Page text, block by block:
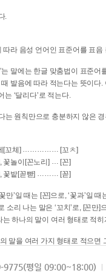
.
따라 음성 언어인 표준어를 표
말에는 한글 맞춤법이 표준어
다. 이를테면 [나무]라고 소리 나는 표준어는 ‘나무’로 적
‘달리다’로 적는다.
는 원칙만으로 충분하지 않은
[꼬체] …………… [꼬ㅊ]
꽃놀이[꼰노리] … [꼰]
꽃밭[꼳빧] ……… [꼳]
꽃만’일 때는 [꼰]으로, ‘꽃과’일
로 소리 나는 말은 ‘꼰만’으로, [꼳꽈]로 소리 나는 말
는 하나의 말이 여러 형태로 적
말을 여러 가지 형태로 적으
효과적이다.
9775(평일 09:00~18:00)